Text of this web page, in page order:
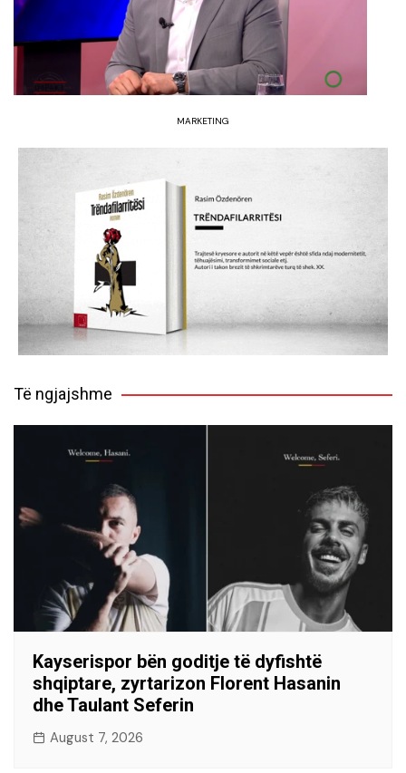
MARKETING
Të ngjajshme
Kayserispor bën goditje të dyfishtë
shqiptare, zyrtarizon Florent Hasanin
dhe Taulant Seferin
August 7, 2026